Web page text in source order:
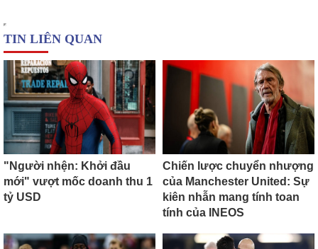
TIN LIÊN QUAN
"Người nhện: Khởi đầu
mới" vượt mốc doanh thu 1
tỷ USD
Chiến lược chuyển nhượng
của Manchester United: Sự
kiên nhẫn mang tính toan
tính của INEOS